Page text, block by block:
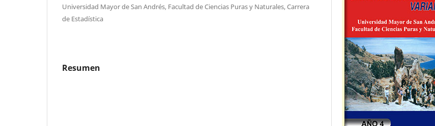
Universidad Mayor de San Andrés, Facultad de Ciencias Puras y Naturales, Carrera
de Estadística
Resumen